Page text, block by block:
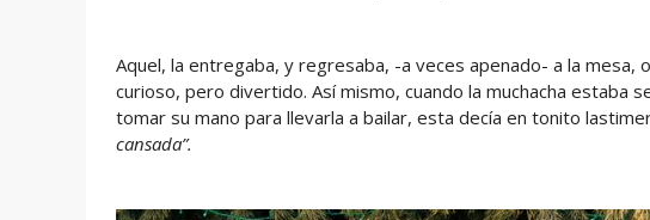
Aquel, la entregaba, y regresaba, -a veces apenado- a la mesa,
curioso, pero divertido. Así mismo, cuando la muchacha estaba
tomar su mano para llevarla a bailar, esta decía en tonito
cansada”.